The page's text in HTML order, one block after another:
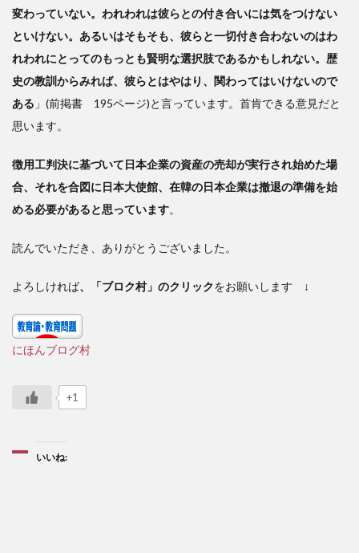
変わっていない。われわれは彼らとの付き合いには気をつけない
といけない。あるいはそもそも、彼らと一切付き合わないのはわ
れわれにとってのもっとも賢明な選択肢であるかもしれない。歴
史の教訓からみれば、彼らとはやはり、関わってはいけないので
ある 」(前掲書 195ページ)と言っています。首肯できる意見だと
思います。
徴用工判決に基づいて日本企業の資産の売却が実行され始めた場
合、それを合図に日本大使館、在韓の日本企業は撤退の準備を始
める必要があると思っています。
読んでいただき、ありがとうございました。
よろしければ、「ブロク村」のクリックをお願いします ↓
にほんブログ村
+1
いいね: